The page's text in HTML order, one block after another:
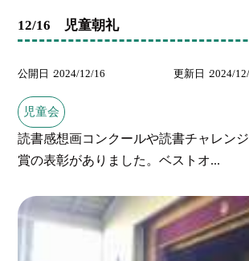
12/16 児童朝礼
公開日 2024/12/16 更新日 2024/
児童会
読書感想画コンクールや読書チャレン
賞の表彰がありました。ベストオ...